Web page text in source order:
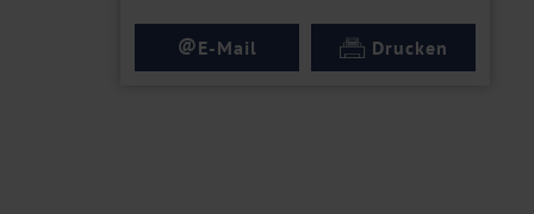
@E-Mail Drucken